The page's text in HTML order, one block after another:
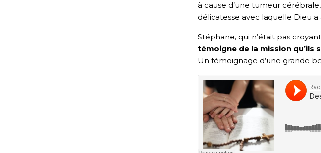
à cause d’une tumeur
délicatesse avec laquelle Dieu
Stéphane, qui n’était pas
témoigne de la mission qu’ils
Un témoignage d’une grande